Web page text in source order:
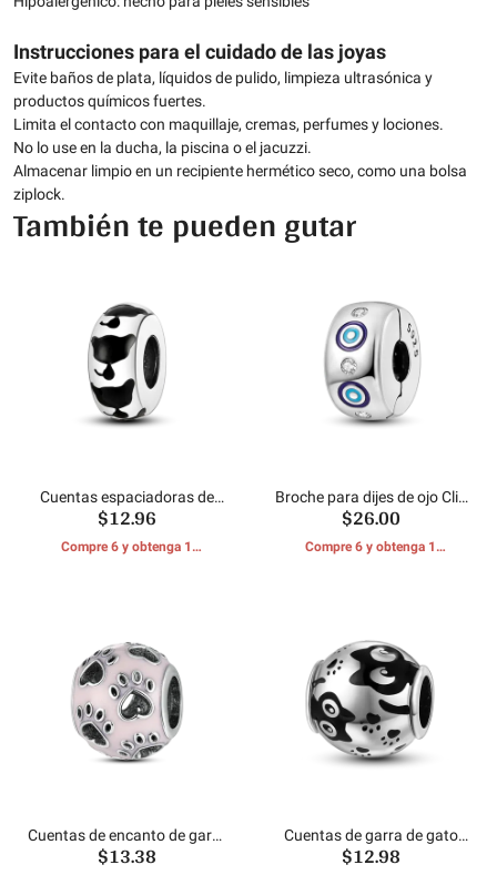
Instrucciones para el cuidado de las joyas
Evite baños de plata, líquidos de pulido, limpieza ultrasónica y
productos químicos fuertes.
Limita el contacto con maquillaje, cremas, perfumes y lociones.
No lo use en la ducha, la piscina o el jacuzzi.
Almacenar limpio en un recipiente hermético seco, como una bolsa
ziplock.
También te pueden gutar
Cuentas espaciadoras de
mascotas encantadoras
$12.96
Compre 6 y obtenga 1
Broche para dijes de ojo Clip
pavimentado
$26.00
Compre 6 y obtenga 1
Cuentas de encanto de garra
linda rosa
$13.38
Cuentas de garra de gato
dulce
$12.98